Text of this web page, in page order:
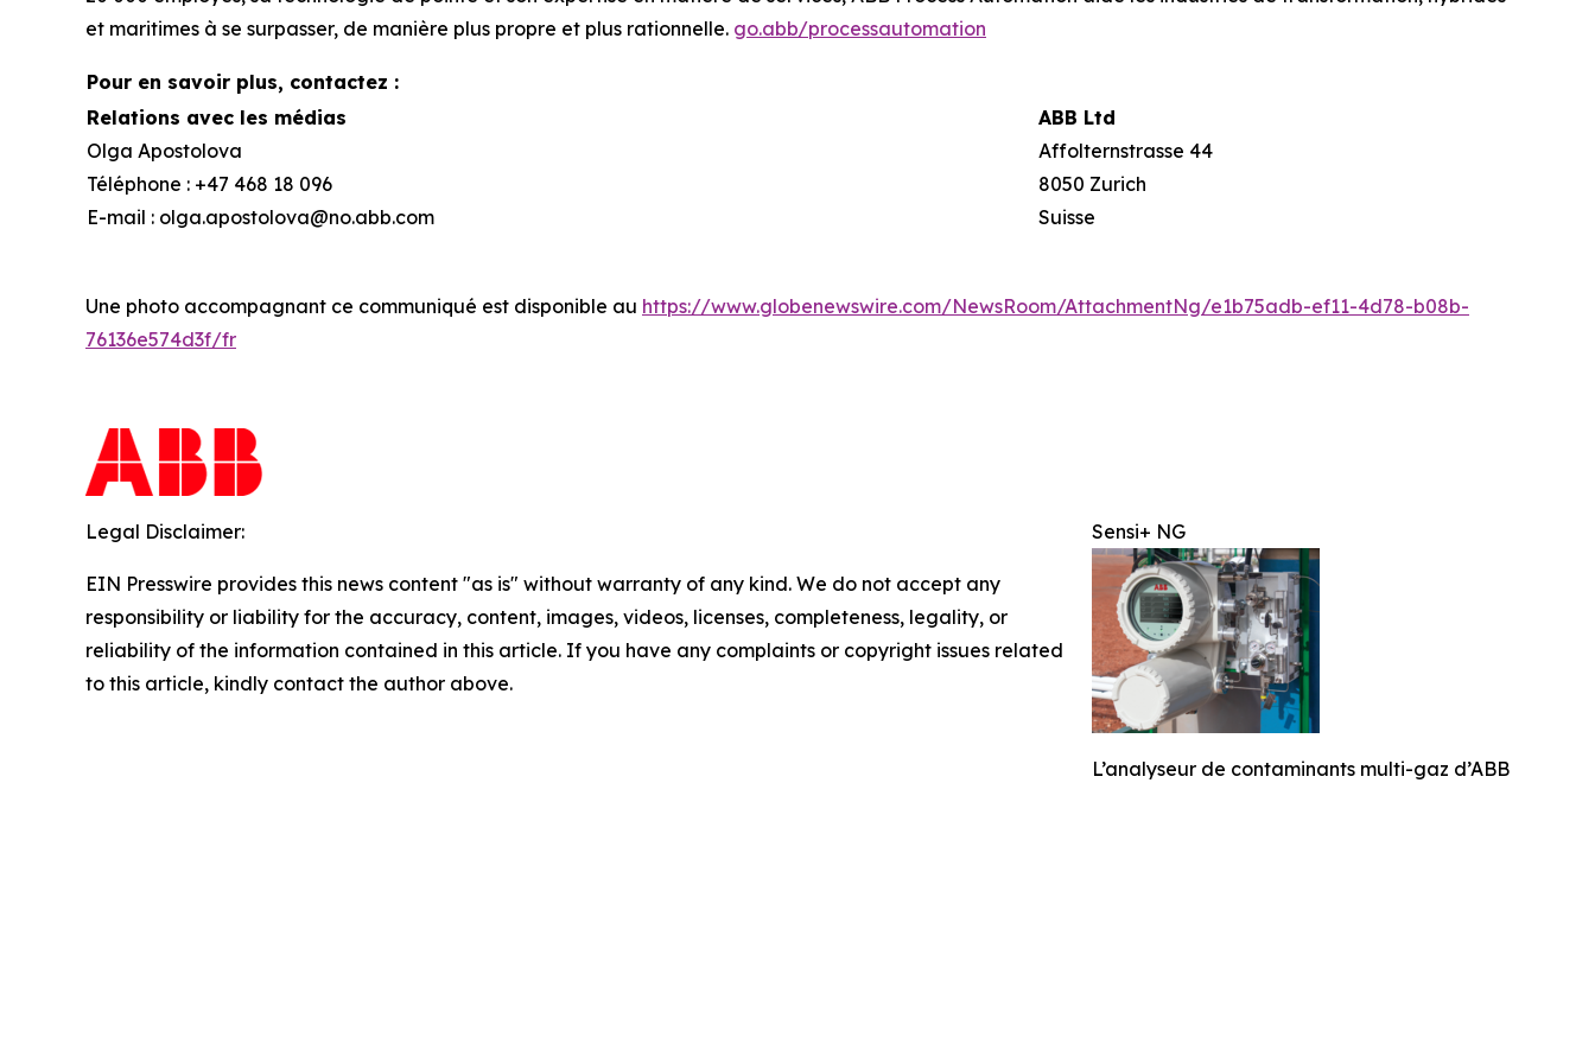
et maritimes à se surpasser, de manière plus propre et plus rationnelle. go.abb/processautomation
Pour en savoir plus, contactez :
Relations avec les médias
Olga Apostolova
Téléphone : +47 468 18 096
E-mail : olga.apostolova@no.abb.com
ABB Ltd
Affolternstrasse 44
8050 Zurich
Suisse
Une photo accompagnant ce communiqué est disponible au https://www.globenewswire.com/NewsRoom/AttachmentNg/e1b75adb-ef11-4d78-b08b-
76136e574d3f/fr
Sensi+ NG
L’analyseur de contaminants multi-gaz d’ABB
Legal Disclaimer:
EIN Presswire provides this news content "as is" without warranty of any kind. We do not accept any
responsibility or liability for the accuracy, content, images, videos, licenses, completeness, legality, or
reliability of the information contained in this article. If you have any complaints or copyright issues related
to this article, kindly contact the author above.